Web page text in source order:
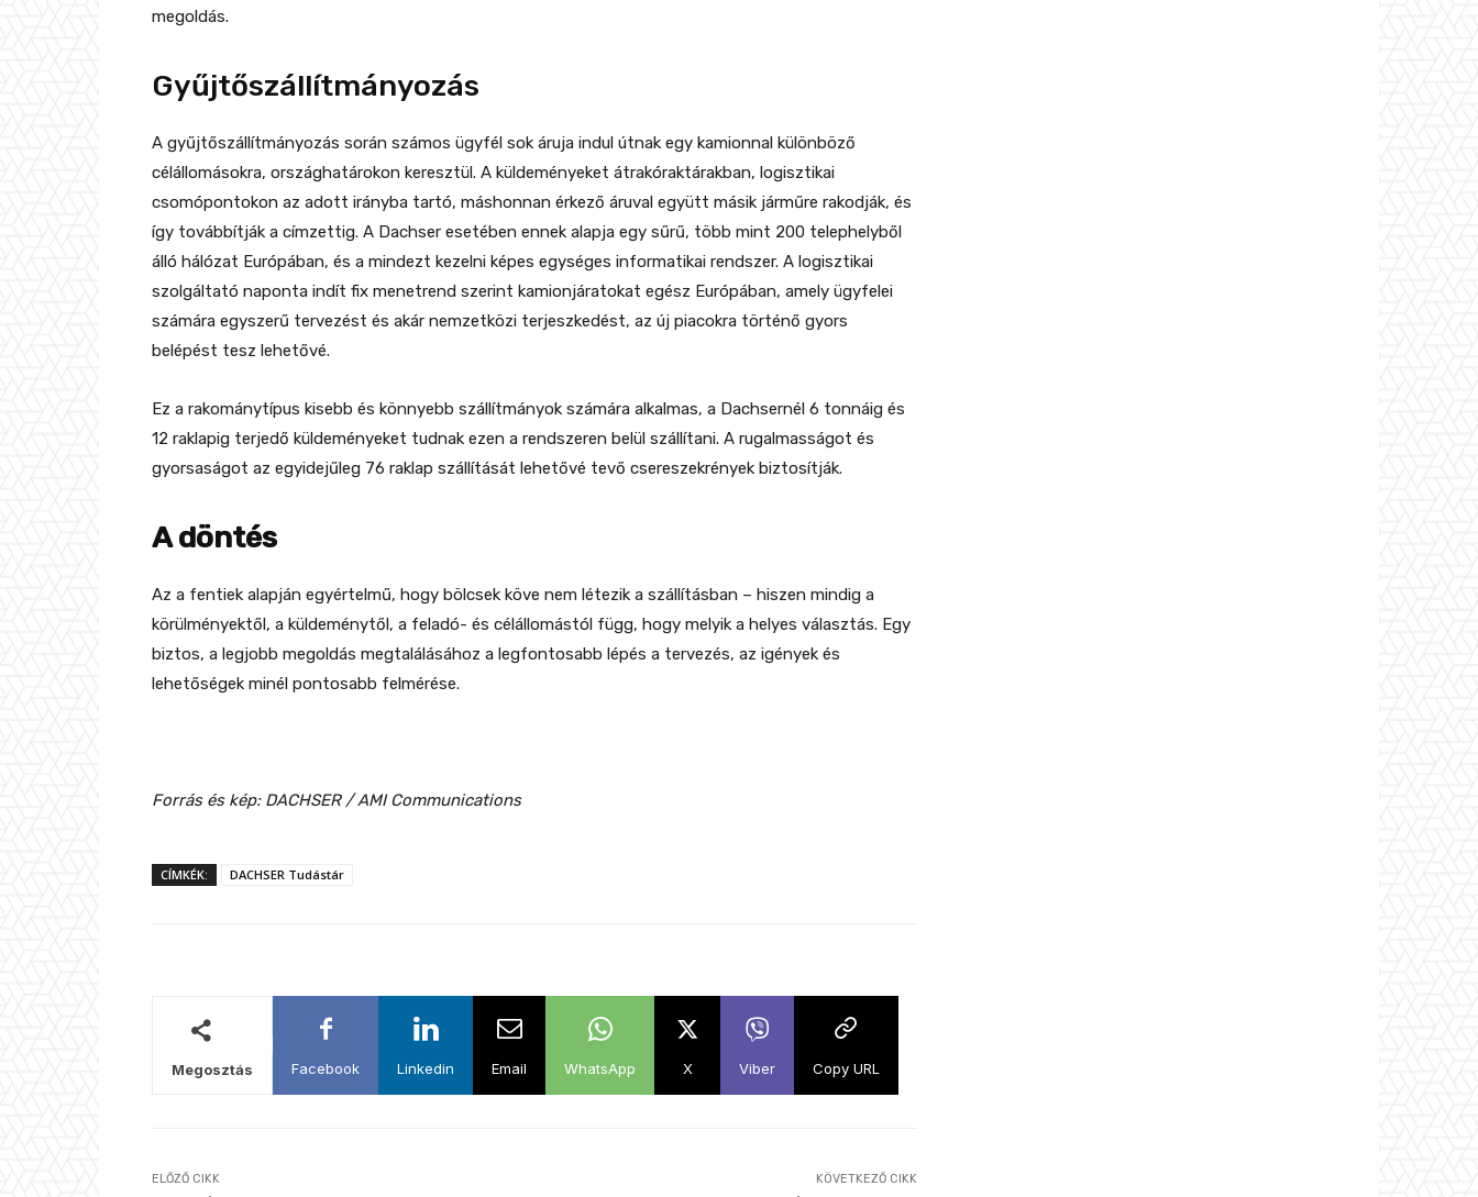
megoldás.
Gyűjtőszállítmányozás
A gyűjtőszállítmányozás során számos ügyfél sok áruja indul útnak egy kamionnal különböző
célállomásokra, országhatárokon keresztül. A küldeményeket átrakóraktárakban, logisztikai
csomópontokon az adott irányba tartó, máshonnan érkező áruval együtt másik járműre rakodják, és
így továbbítják a címzettig. A Dachser esetében ennek alapja egy sűrű, több mint 200 telephelyből
álló hálózat Európában, és a mindezt kezelni képes egységes informatikai rendszer. A logisztikai
szolgáltató naponta indít fix menetrend szerint kamionjáratokat egész Európában, amely ügyfelei
számára egyszerű tervezést és akár nemzetközi terjeszkedést, az új piacokra történő gyors
belépést tesz lehetővé.
Ez a rakománytípus kisebb és könnyebb szállítmányok számára alkalmas, a Dachsernél 6 tonnáig és
12 raklapig terjedő küldeményeket tudnak ezen a rendszeren belül szállítani. A rugalmasságot és
gyorsaságot az egyidejűleg 76 raklap szállítását lehetővé tevő csereszekrények biztosítják.
A döntés
Az a fentiek alapján egyértelmű, hogy bölcsek köve nem létezik a szállításban – hiszen mindig a
körülményektől, a küldeménytől, a feladó- és célállomástól függ, hogy melyik a helyes választás. Egy
biztos, a legjobb megoldás megtalálásához a legfontosabb lépés a tervezés, az igények és
lehetőségek minél pontosabb felmérése.
Forrás és kép: DACHSER/ AMI Communications
CÍMKÉK: DACHSER Tudástár
Megosztás Facebook Linkedin Email WhatsApp X Viber Copy URL
ELŐZŐ CIKK KÖVETKEZŐ CIKK